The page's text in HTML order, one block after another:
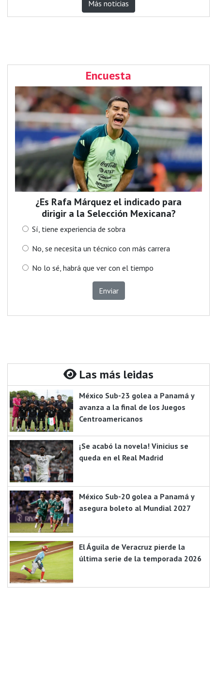
Más noticias
Encuesta
¿Es Rafa Márquez el indicado para
dirigir a la Selección Mexicana?
Sí, tiene experiencia de sobra
No, se necesita un técnico con más carrera
No lo sé, habrá que ver con el tiempo
Enviar
Las más leidas
México Sub-23 golea a Panamá y
avanza a la final de los Juegos
Centroamericanos
¡Se acabó la novela! Vinicius se
queda en el Real Madrid
México Sub-20 golea a Panamá y
asegura boleto al Mundial 2027
El Águila de Veracruz pierde la
última serie de la temporada 2026